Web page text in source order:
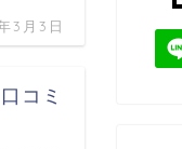
3月3日
コミ